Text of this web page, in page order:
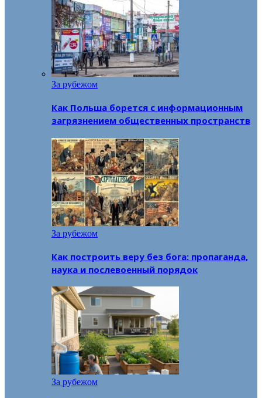
За рубежом
Как Польша борется с информационным
загрязнением общественных пространств
За рубежом
Как построить веру без бога: пропаганда,
наука и послевоенный порядок
За рубежом